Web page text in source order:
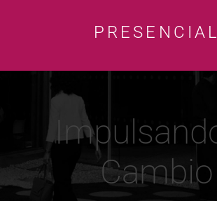
PRESENCIAL
Cambio